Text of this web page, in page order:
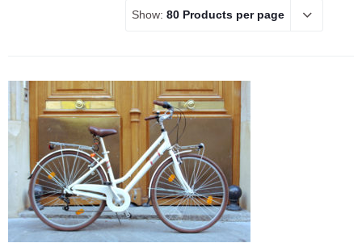
Show: 80 Products per page